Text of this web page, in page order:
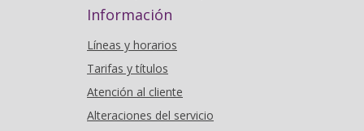
Información
Líneas y horarios
Tarifas y títulos
Atención al cliente
Alteraciones del servicio